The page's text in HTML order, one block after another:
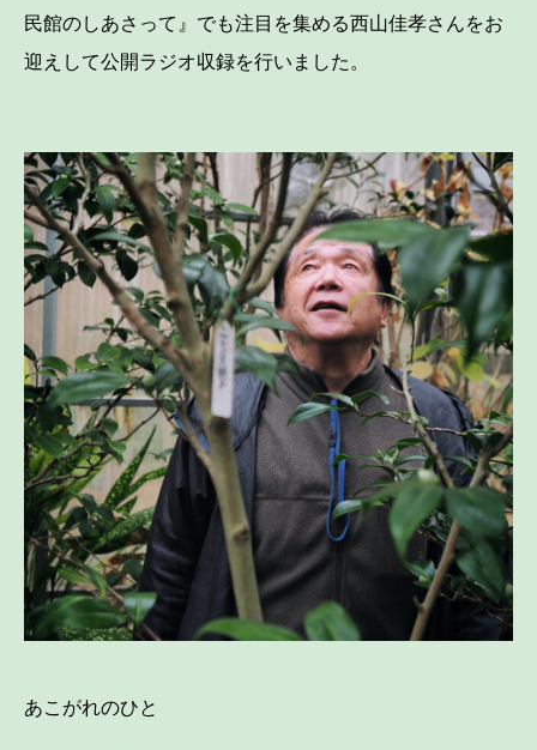
民館のしあさって』でも注目を集める西山佳孝さんをお
迎えして公開ラジオ収録を行いました。
あこがれのひと